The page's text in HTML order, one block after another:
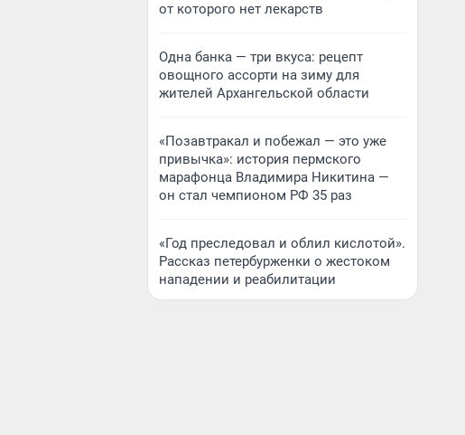
от которого нет лекарств
Одна банка — три вкуса: рецепт
овощного ассорти на зиму для
жителей Архангельской области
«Позавтракал и побежал — это уже
привычка»: история пермского
марафонца Владимира Никитина —
он стал чемпионом РФ 35 раз
«Год преследовал и облил кислотой».
Рассказ петербурженки о жестоком
нападении и реабилитации